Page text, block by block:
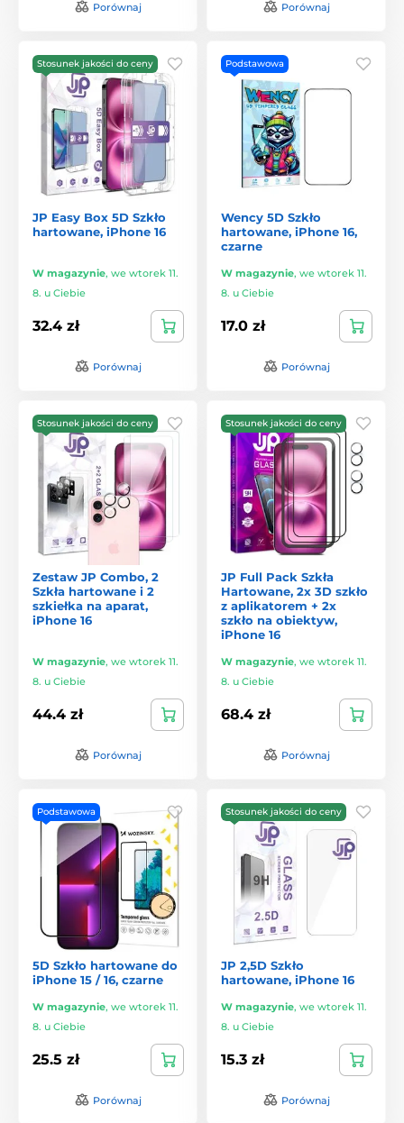
Porównaj Porównaj
Stosunek jakości do ceny
JP Easy Box 5D Szkło
hartowane, iPhone 16
W magazynie, we wtorek 11.
8. u Ciebie
32.4 zł
Porównaj
Podstawowa
Wency 5D Szkło
hartowane, iPhone 16,
czarne
W magazynie, we wtorek 11.
8. u Ciebie
17.0 zł
Porównaj
Stosunek jakości do ceny
Zestaw JP Combo, 2
Szkła hartowane i 2
szkiełka na aparat,
iPhone 16
W magazynie, we wtorek 11.
8. u Ciebie
44.4 zł
Porównaj
Stosunek jakości do ceny
JP Full Pack Szkła
Hartowane, 2x 3D szkło
z aplikatorem + 2x
szkło na obiektyw,
iPhone 16
W magazynie, we wtorek 11.
8. u Ciebie
68.4 zł
Porównaj
Podstawowa
5D Szkło hartowane do
iPhone 15 / 16, czarne
W magazynie, we wtorek 11.
8. u Ciebie
25.5 zł
Porównaj
Stosunek jakości do ceny
JP 2,5D Szkło
hartowane, iPhone 16
W magazynie, we wtorek 11.
8. u Ciebie
15.3 zł
Porównaj